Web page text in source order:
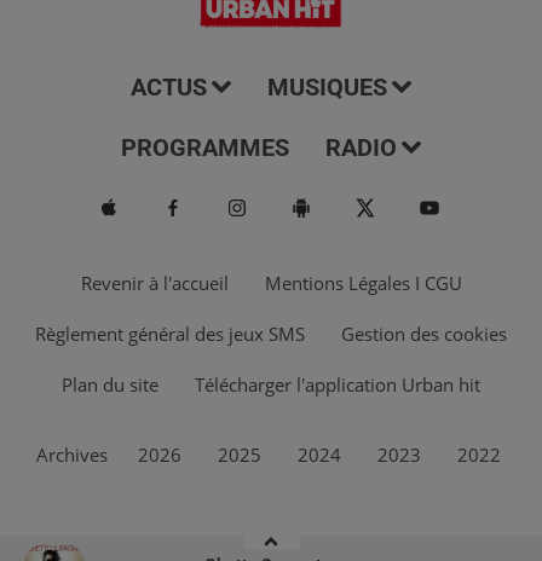
ACTUS MUSIQUES
PROGRAMMES RADIO
Revenir à l'accueil Mentions Légales I CGU
Règlement général des jeux SMS Gestion des cookies
Plan du site Télécharger l'application Urban hit
Archives 2026 2025 2024 2023 2022